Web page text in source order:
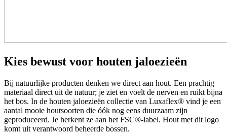
Kies bewust voor houten jaloezieën
Bij natuurlijke producten denken we direct aan hout. Een prachtig
materiaal direct uit de natuur; je ziet en voelt de nerven en ruikt bijna
het bos. In de houten jaloezieën collectie van Luxaflex® vind je een
aantal mooie houtsoorten die óók nog eens duurzaam zijn
geproduceerd. Je herkent ze aan het FSC®-label. Hout met dit logo
komt uit verantwoord beheerde bossen.